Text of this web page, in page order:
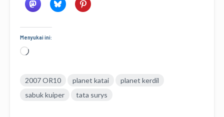
Menyukai ini:
Memuat...
2007 OR10 planet katai
planet kerdil
sabuk kuiper
tata surys